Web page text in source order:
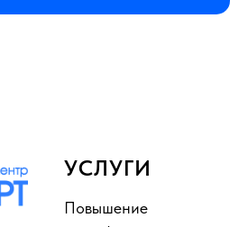
УСЛУГИ
Повышение